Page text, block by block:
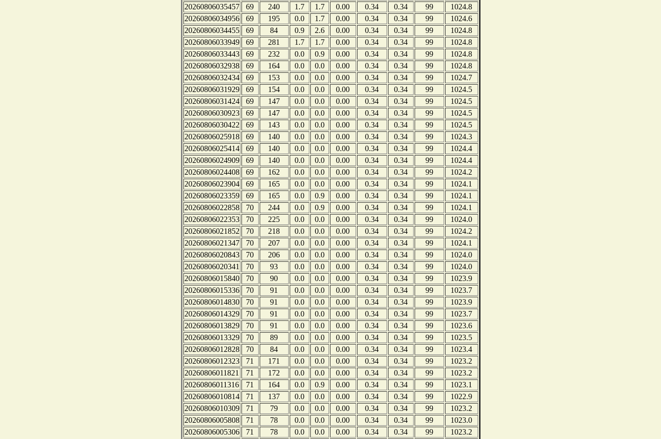
20260806035457
69 240 1.7 1.7 0.00 0.34 0.34 99
1024.8
20260806034956
69 195 0.0 1.7 0.00 0.34 0.34 99
1024.6
20260806034455
69 84 0.9 2.6 0.00 0.34 0.34 99
1024.8
20260806033949
69 281 1.7 1.7 0.00 0.34 0.34 99
1024.8
20260806033443
69 232 0.0 0.9 0.00 0.34 0.34 99
1024.8
20260806032938
69 164 0.0 0.0 0.00 0.34 0.34 99
1024.8
20260806032434
69 153 0.0 0.0 0.00 0.34 0.34 99
1024.7
20260806031929
69 154 0.0 0.0 0.00 0.34 0.34 99
1024.5
20260806031424
69 147 0.0 0.0 0.00 0.34 0.34 99
1024.5
20260806030923
69 147 0.0 0.0 0.00 0.34 0.34 99
1024.5
20260806030422
69 143 0.0 0.0 0.00 0.34 0.34 99
1024.5
20260806025918
69 140 0.0 0.0 0.00 0.34 0.34 99
1024.3
20260806025414
69 140 0.0 0.0 0.00 0.34 0.34 99
1024.4
20260806024909
69 140 0.0 0.0 0.00 0.34 0.34 99
1024.4
20260806024408
69 162 0.0 0.0 0.00 0.34 0.34 99
1024.2
20260806023904
69 165 0.0 0.0 0.00 0.34 0.34 99
1024.1
20260806023359
69 165 0.0 0.9 0.00 0.34 0.34 99
1024.1
20260806022858
70 244 0.0 0.9 0.00 0.34 0.34 99
1024.1
20260806022353
70 225 0.0 0.0 0.00 0.34 0.34 99
1024.0
20260806021852
70 218 0.0 0.0 0.00 0.34 0.34 99
1024.2
20260806021347
70 207 0.0 0.0 0.00 0.34 0.34 99
1024.1
20260806020843
70 206 0.0 0.0 0.00 0.34 0.34 99
1024.0
20260806020341
70 93 0.0 0.0 0.00 0.34 0.34 99
1024.0
20260806015840
70 90 0.0 0.0 0.00 0.34 0.34 99
1023.9
20260806015336
70 91 0.0 0.0 0.00 0.34 0.34 99
1023.7
20260806014830
70 91 0.0 0.0 0.00 0.34 0.34 99
1023.9
20260806014329
70 91 0.0 0.0 0.00 0.34 0.34 99
1023.7
20260806013829
70 91 0.0 0.0 0.00 0.34 0.34 99
1023.6
20260806013329
70 89 0.0 0.0 0.00 0.34 0.34 99
1023.5
20260806012828
70 84 0.0 0.0 0.00 0.34 0.34 99
1023.4
20260806012323
71 171 0.0 0.0 0.00 0.34 0.34 99
1023.2
20260806011821
71 172 0.0 0.0 0.00 0.34 0.34 99
1023.2
20260806011316
71 164 0.0 0.9 0.00 0.34 0.34 99
1023.1
20260806010814
71 137 0.0 0.0 0.00 0.34 0.34 99
1022.9
20260806010309
71 79 0.0 0.0 0.00 0.34 0.34 99
1023.2
20260806005808
71 78 0.0 0.0 0.00 0.34 0.34 99
1023.0
20260806005306
71 78 0.0 0.0 0.00 0.34 0.34 99
1023.2